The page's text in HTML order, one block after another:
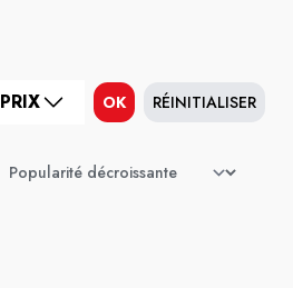
PRIX OK RÉINITIALISER